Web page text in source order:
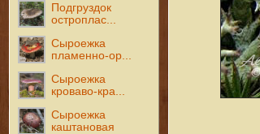
Подгруздок
остроплас...
Сыроежка
пламенно-ор...
Сыроежка
кроваво-кра...
Сыроежка
каштановая